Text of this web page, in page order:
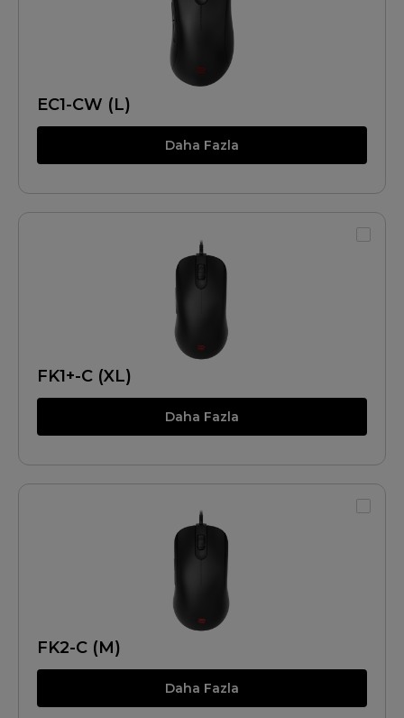
EC1-CW (L)
Daha Fazla
FK1+-C (XL)
Daha Fazla
FK2-C (M)
Daha Fazla